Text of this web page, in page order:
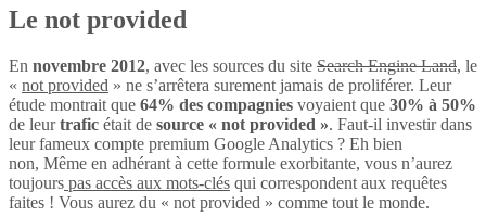
Le not provided
En novembre 2012, avec les sources du site Search Engine Land, le
« not provided » ne s’arrêtera surement jamais de proliférer. Leur
étude montrait que 64% des compagnies voyaient que 30% à 50%
de leurtrafic était de source « not provided ». Faut-il investir dans
leur fameux compte premium Google Analytics ? Eh bien
non, Même en adhérant à cette formule exorbitante, vous n’aurez
toujours pas accès aux mots-clés qui correspondent aux requêtes
faites ! Vous aurez du « not provided » comme tout le monde.